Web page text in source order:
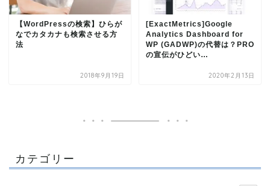
【WordPressの検索】ひらが
なでカタカナも検索させる方
法
2018年9月19日
[ExactMetrics]Google
Analytics Dashboard for
WP (GADWP)の代替は？PRO
の宣伝がひどい…
2020年2月13日
カテゴリー